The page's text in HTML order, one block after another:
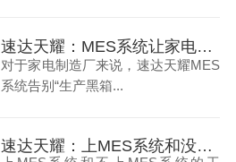
速达天耀：MES系统让家电制造厂告别“生产黑箱”
对于家电制造厂来说，速达天耀MES
系统告别“生产黑箱...
速达天耀：上MES系统和没上的工厂，几年以后会有那些差距（上）